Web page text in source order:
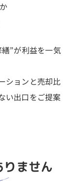
”が利益を一気
ションと売却比
い出口をご提案
ません